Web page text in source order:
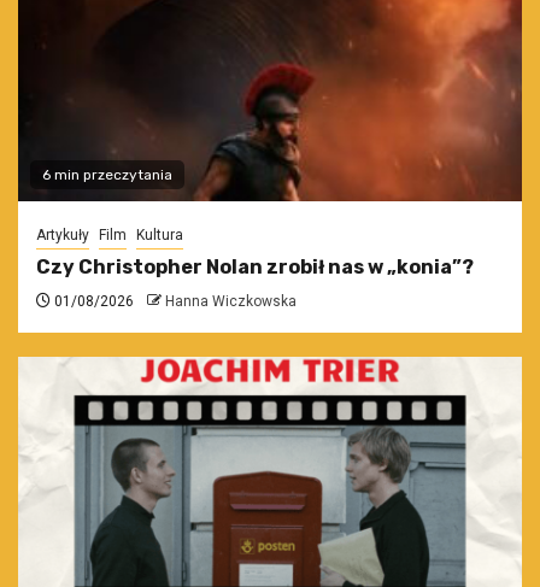
6 min przeczytania
Artykuły Film Kultura
Czy Christopher Nolan zrobił nas w „konia”?
01/08/2026 Hanna Wiczkowska